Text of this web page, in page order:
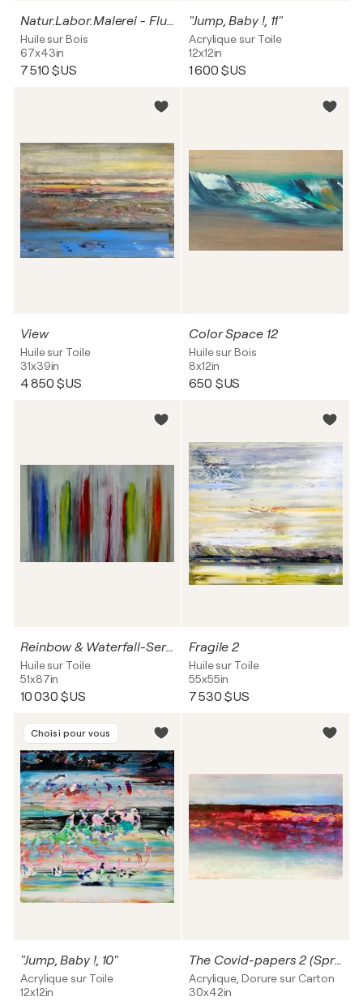
Natur.Labor.Malerei - Fluidum (small series)
Huile sur Bois
67x43in
7 510 $US
"Jump, Baby !, 11"
Acrylique sur Toile
12x12in
1 600 $US
View
Huile sur Toile
31x39in
4 850 $US
Color Space 12
Huile sur Bois
8x12in
650 $US
Reinbow & Waterfall-Series
Huile sur Toile
51x87in
10 030 $US
Fragile 2
Huile sur Toile
55x55in
7 530 $US
Choisi pour vous
"Jump, Baby !, 10"
Acrylique sur Toile
12x12in
The Covid-papers 2 (Spring 2022)
Acrylique, Dorure sur Carton
30x42in